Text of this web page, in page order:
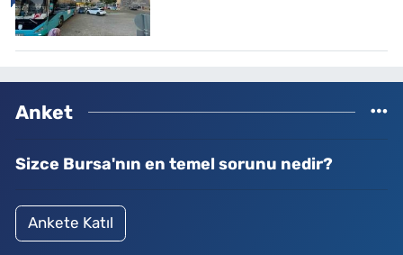
Anket
Sizce Bursa'nın en temel sorunu nedir?
Ankete Katıl